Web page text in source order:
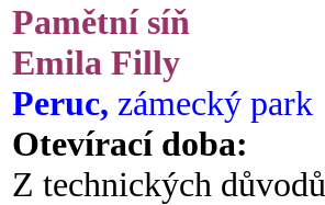
Pamětní síň
Emila Filly
Peruc, zámecký park
Otevírací doba:
Z technických